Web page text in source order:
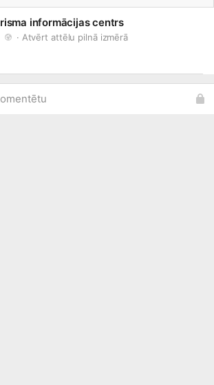
informācijas centrs
· Atvērt attēlu pilnā izmērā